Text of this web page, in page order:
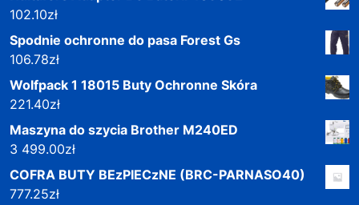
102.10zł
Spodnie ochronne do pasa Forest Gs
106.78zł
Wolfpack 1 18015 Buty Ochronne Skóra
221.40zł
Maszyna do szycia Brother M240ED
3 499.00zł
COFRA BUTY BEzPIECzNE (BRC-PARNASO40)
777.25zł